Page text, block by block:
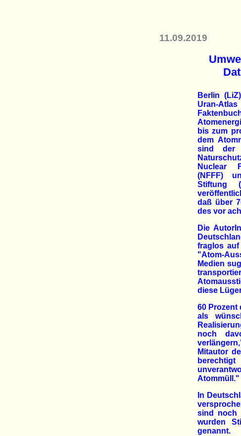
11.09.2019
Berlin
Uran-
bis zum
dem
sind der
Nuclear
(NFFF)
Stiftung
daß über
des vor
Die
fraglos
"Atom-
Medien
diese
60 Prozent
als
noch
Mitautor
Atommüll."
In
sind noch
wurden
genannt.